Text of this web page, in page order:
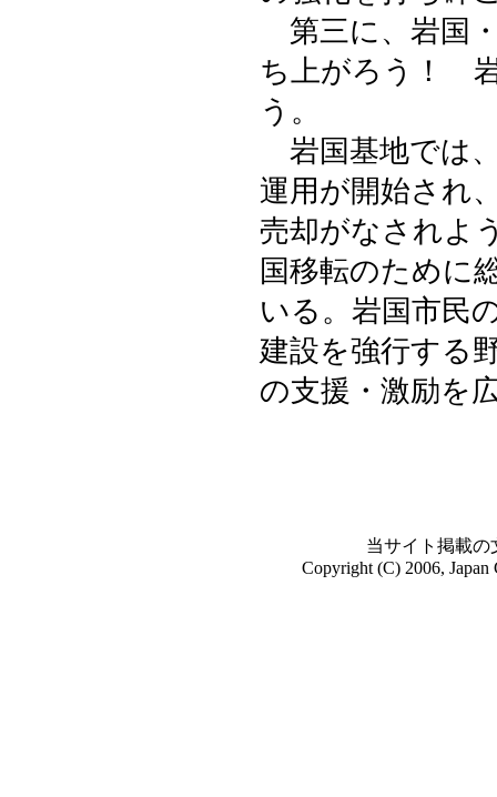
第三に、岩国
ち上がろう！
う。
岩国基地では
運用が開始され
売却がなされよ
国移転のために
いる。岩国市民
建設を強行する
の支援・激励を
当サイト掲載の
Copyright (C) 2006, Japan